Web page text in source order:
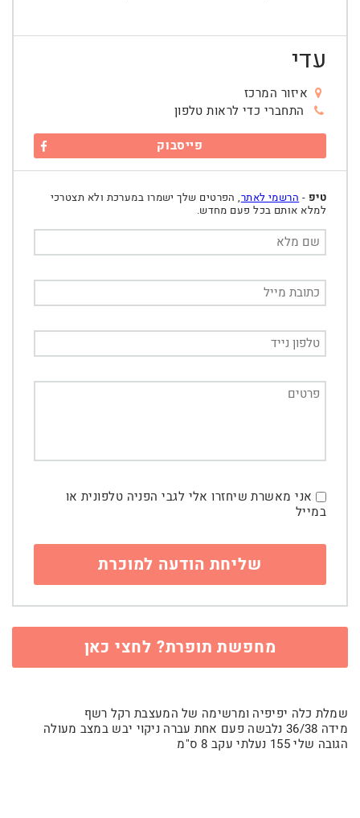
עדי
איזור המרכז
התחברי כדי לראות טלפון
פייסבוק
טיפ - הרשמי לאתר, הפרטים שלך ישמרו במערכת ולא תצטרכי
למלא אותם בכל פעם מחדש.
אני מאשרת שיחזרו אלי לגבי הפניה טלפונית או
במייל
מחפשת תופרת? לחצי כאן
שמלת כלה יפיפיה ומרשימה של המעצבת רקל רשף
מידה 36/38 נלבשה פעם אחת עברה ניקוי יבש במצב מעולה
הגובה שלי 155 נעלתי עקב 8 ס"מ